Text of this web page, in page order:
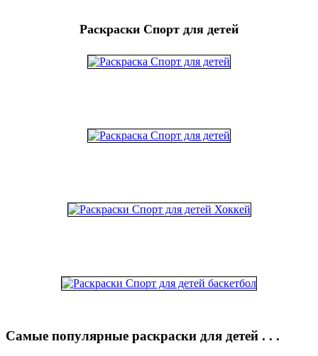
Раскраски Спорт для детей
Самые популярные раскраски для детей . . .